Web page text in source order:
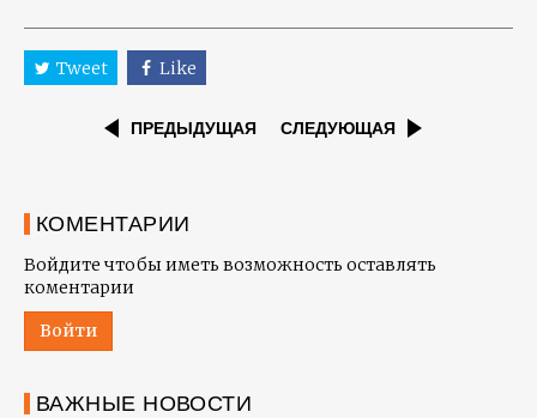
Tweet Like
ПРЕДЫДУЩАЯ СЛЕДУЮЩАЯ
КОМЕНТАРИИ
Войдите чтобы иметь возможность оставлять
коментарии
Войти
ВАЖНЫЕ НОВОСТИ